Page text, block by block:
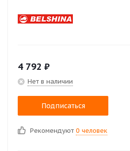
4 792 ₽
Нет в наличии
Подписаться
Рекомендуют 0 человек